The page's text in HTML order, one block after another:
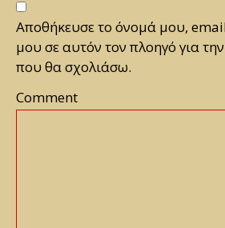
Αποθήκευσε το όνομά μου,
μου σε αυτόν τον πλοηγό για
που θα σχολιάσω.
Comment